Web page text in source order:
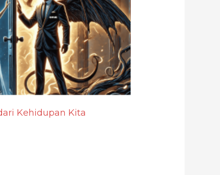
Kehidupan Kita